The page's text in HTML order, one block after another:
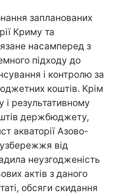
запланованих
Криму та
насамперед з
підходу до
і контролю за
коштів. Крім
і результативному
держбюджету,
акваторії Азово-
від
неузгодженість
актів з даного
обсяги скидання